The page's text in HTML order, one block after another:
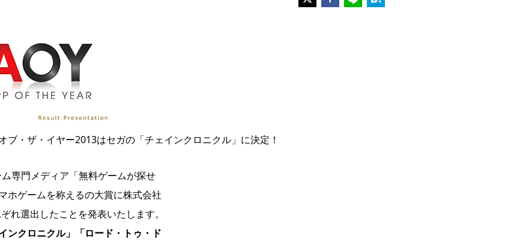
・ザ・イヤー2013はセガの「チェインクロニクル」に決定！
専門メディア「無料ゲームが探せ
ホゲームを称えるの大賞に株式会社
れ選出したことを発表いたします。
ンクロニクル」
「ロード・トゥ・ド